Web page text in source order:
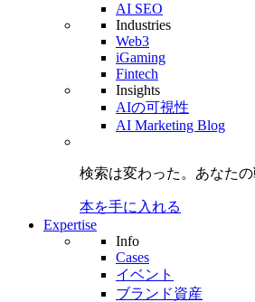
AI SEO
Industries
Web3
iGaming
Fintech
Insights
AIの可視性
AI Marketing Blog
検索は変わった。 あなた
本を手に入れる
Expertise
Info
Cases
イベント
ブランド資産